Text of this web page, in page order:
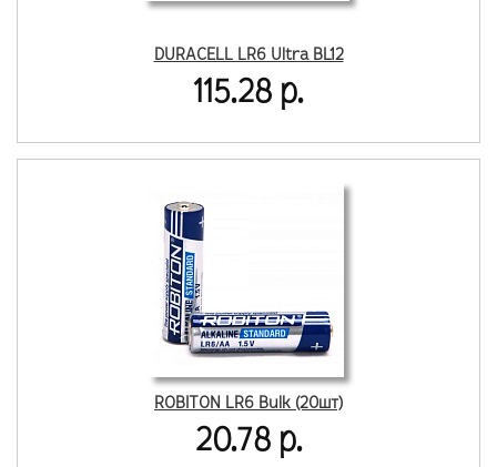
DURACELL LR6 Ultra BL12
115.28 р.
ROBITON LR6 Bulk (20шт)
20.78 р.